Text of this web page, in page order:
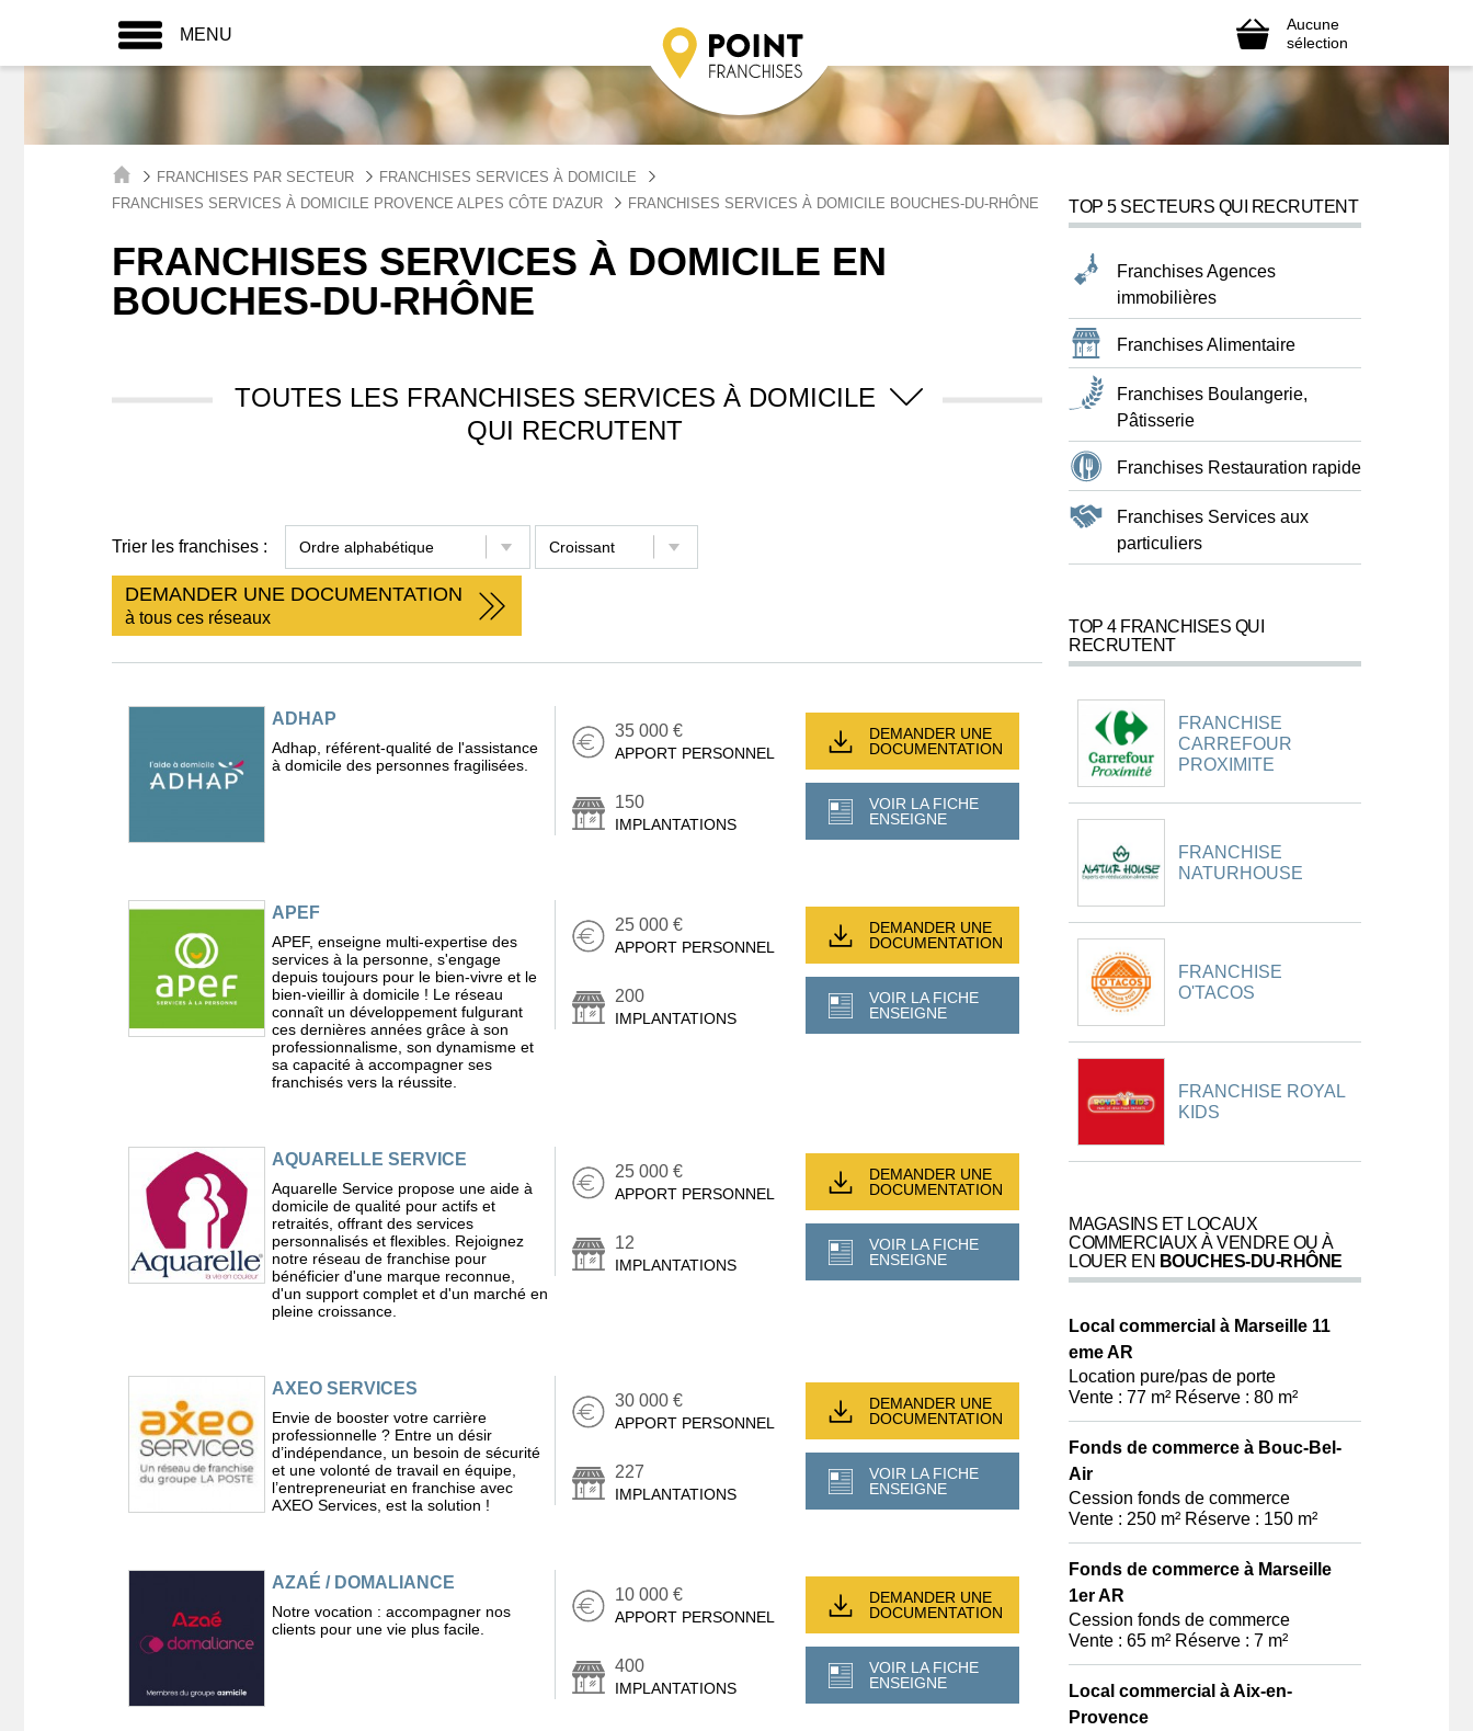
MENU
Aucune
sélection
FRANCHISES PAR SECTEUR
FRANCHISES SERVICES À DOMICILE
FRANCHISES SERVICES À DOMICILE PROVENCE ALPES CÔTE D'AZUR
FRANCHISES SERVICES À DOMICILE BOUCHES-DU-RHÔNE
FRANCHISES SERVICES À DOMICILE EN
BOUCHES-DU-RHÔNE
TOUTES LES FRANCHISES SERVICES À DOMICILE
QUI RECRUTENT
Trier les franchises :
DEMANDER UNE DOCUMENTATION
à tous ces réseaux
ADHAP
Adhap, référent-qualité de l'assistance
à domicile des personnes fragilisées.
35 000 €
APPORT PERSONNEL
150
IMPLANTATIONS
DEMANDER UNE
DOCUMENTATION
VOIR LA FICHE
ENSEIGNE
APEF
APEF, enseigne multi-expertise des
services à la personne, s'engage
depuis toujours pour le bien-vivre et le
bien-vieillir à domicile ! Le réseau
connaît un développement fulgurant
ces dernières années grâce à son
professionnalisme, son dynamisme et
sa capacité à accompagner ses
franchisés vers la réussite.
25 000 €
APPORT PERSONNEL
200
IMPLANTATIONS
DEMANDER UNE
DOCUMENTATION
VOIR LA FICHE
ENSEIGNE
AQUARELLE SERVICE
Aquarelle Service propose une aide à
domicile de qualité pour actifs et
retraités, offrant des services
personnalisés et flexibles. Rejoignez
notre réseau de franchise pour
bénéficier d'une marque reconnue,
d'un support complet et d'un marché en
pleine croissance.
25 000 €
APPORT PERSONNEL
12
IMPLANTATIONS
DEMANDER UNE
DOCUMENTATION
VOIR LA FICHE
ENSEIGNE
AXEO SERVICES
Envie de booster votre carrière
professionnelle ? Entre un désir
d’indépendance, un besoin de sécurité
et une volonté de travail en équipe,
l’entrepreneuriat en franchise avec
AXEO Services, est la solution !
30 000 €
APPORT PERSONNEL
227
IMPLANTATIONS
DEMANDER UNE
DOCUMENTATION
VOIR LA FICHE
ENSEIGNE
AZAÉ / DOMALIANCE
Notre vocation : accompagner nos
clients pour une vie plus facile.
10 000 €
APPORT PERSONNEL
400
IMPLANTATIONS
DEMANDER UNE
DOCUMENTATION
VOIR LA FICHE
ENSEIGNE
TOP 5 SECTEURS QUI RECRUTENT
Franchises Agences
immobilières
Franchises Alimentaire
Franchises Boulangerie,
Pâtisserie
Franchises Restauration rapide
Franchises Services aux
particuliers
TOP 4 FRANCHISES QUI
RECRUTENT
FRANCHISE
CARREFOUR
PROXIMITE
FRANCHISE
NATURHOUSE
FRANCHISE
O'TACOS
FRANCHISE ROYAL
KIDS
MAGASINS ET LOCAUX
COMMERCIAUX À VENDRE OU À
LOUER EN BOUCHES-DU-RHÔNE
Local commercial à Marseille 11
eme AR
Location pure/pas de porte
Vente : 77 m² Réserve : 80 m²
Fonds de commerce à Bouc-Bel-
Air
Cession fonds de commerce
Vente : 250 m² Réserve : 150 m²
Fonds de commerce à Marseille
1er AR
Cession fonds de commerce
Vente : 65 m² Réserve : 7 m²
Local commercial à Aix-en-
Provence